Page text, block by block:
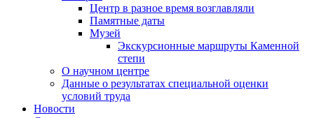
Центр в разное время возглавляли
Памятные даты
Музей
Экскурсионные маршруты Каменной
степи
О научном центре
Данные о результатах специальной оценки
условий труда
Новости